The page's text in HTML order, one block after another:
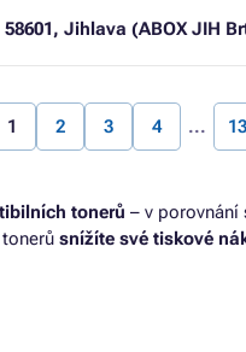
58601, Jihlava (ABOX JIH
1 2 3 4 13
tonerů – v porovnání
snížíte své tiskové